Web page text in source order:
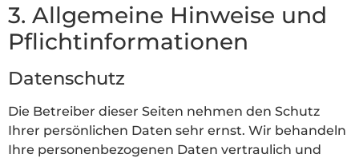
3. Allgemeine Hinweise und
Pflicht­informationen
Datenschutz
Die Betreiber dieser Seiten nehmen den Schutz
Ihrer persönlichen Daten sehr ernst. Wir behandeln
Ihre personenbezogenen Daten vertraulich und